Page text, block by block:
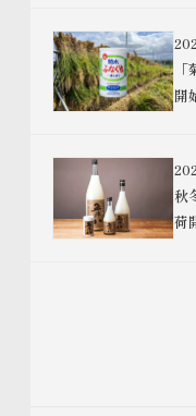
開
秋
荷